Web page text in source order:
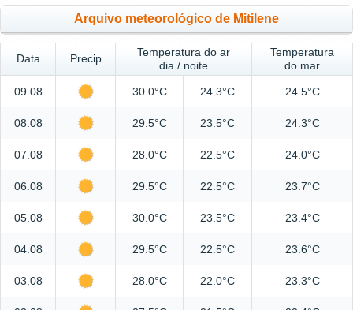
Arquivo meteorológico de Mitilene
Data Precip
Temperatura do ar
dia / noite
Temperatura
do mar
09.08 30.0°C 24.3°C 24.5°C
08.08 29.5°C 23.5°C 24.3°C
07.08 28.0°C 22.5°C 24.0°C
06.08 29.5°C 22.5°C 23.7°C
05.08 30.0°C 23.5°C 23.4°C
04.08 29.5°C 22.5°C 23.6°C
03.08 28.0°C 22.0°C 23.3°C